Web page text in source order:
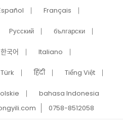
Français
Pусский български
한국어 Italiano
Türk हिंदी Tiếng Việt
bahasa Indonesia
0758-8512058